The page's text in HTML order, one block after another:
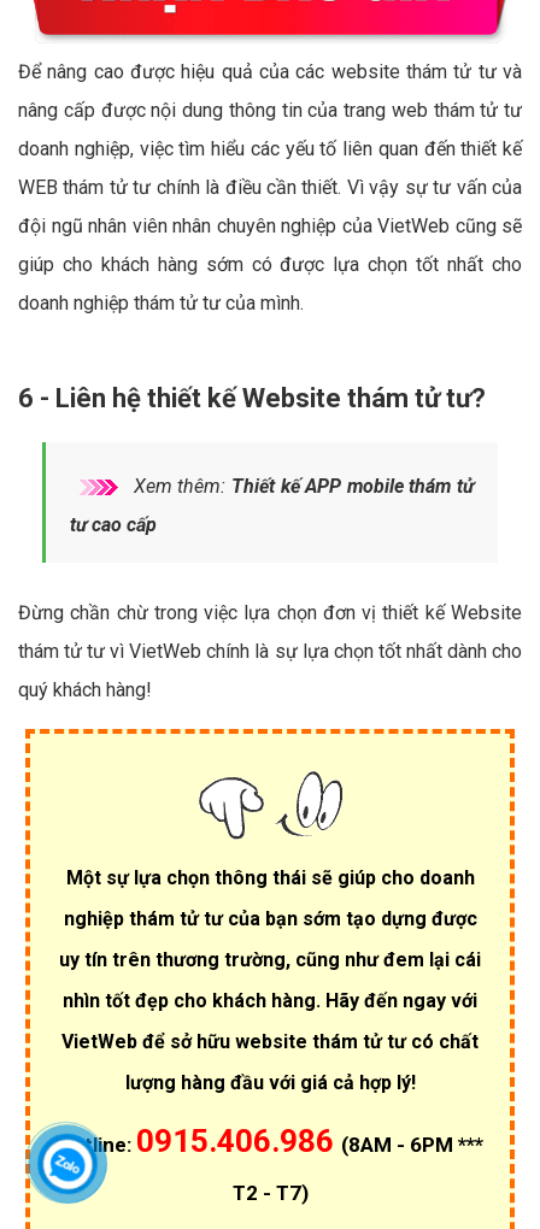
Để nâng cao được hiệu quả của các website thám tử tư và
nâng cấp được nội dung thông tin của trang web thám tử tư
doanh nghiệp, việc tìm hiểu các yếu tố liên quan đến thiết kế
WEB thám tử tư chính là điều cần thiết. Vì vậy sự tư vấn của
đội ngũ nhân viên nhân chuyên nghiệp của VietWeb cũng sẽ
giúp cho khách hàng sớm có được lựa chọn tốt nhất cho
doanh nghiệp thám tử tư của mình.
6 - Liên hệ thiết kế Website thám tử tư?
Xem thêm: Thiết kế APP mobile thám tử
tư cao cấp
Đừng chần chừ trong việc lựa chọn đơn vị thiết kế Website
thám tử tư vì VietWeb chính là sự lựa chọn tốt nhất dành cho
quý khách hàng!
Một sự lựa chọn thông thái sẽ giúp cho doanh
nghiệp thám tử tư của bạn sớm tạo dựng được
uy tín trên thương trường, cũng như đem lại cái
nhìn tốt đẹp cho khách hàng. Hãy đến ngay với
VietWeb để sở hữu website thám tử tư có chất
lượng hàng đầu với giá cả hợp lý!
Hotline: 0915.406.986 (8AM - 6PM ***
T2 - T7)